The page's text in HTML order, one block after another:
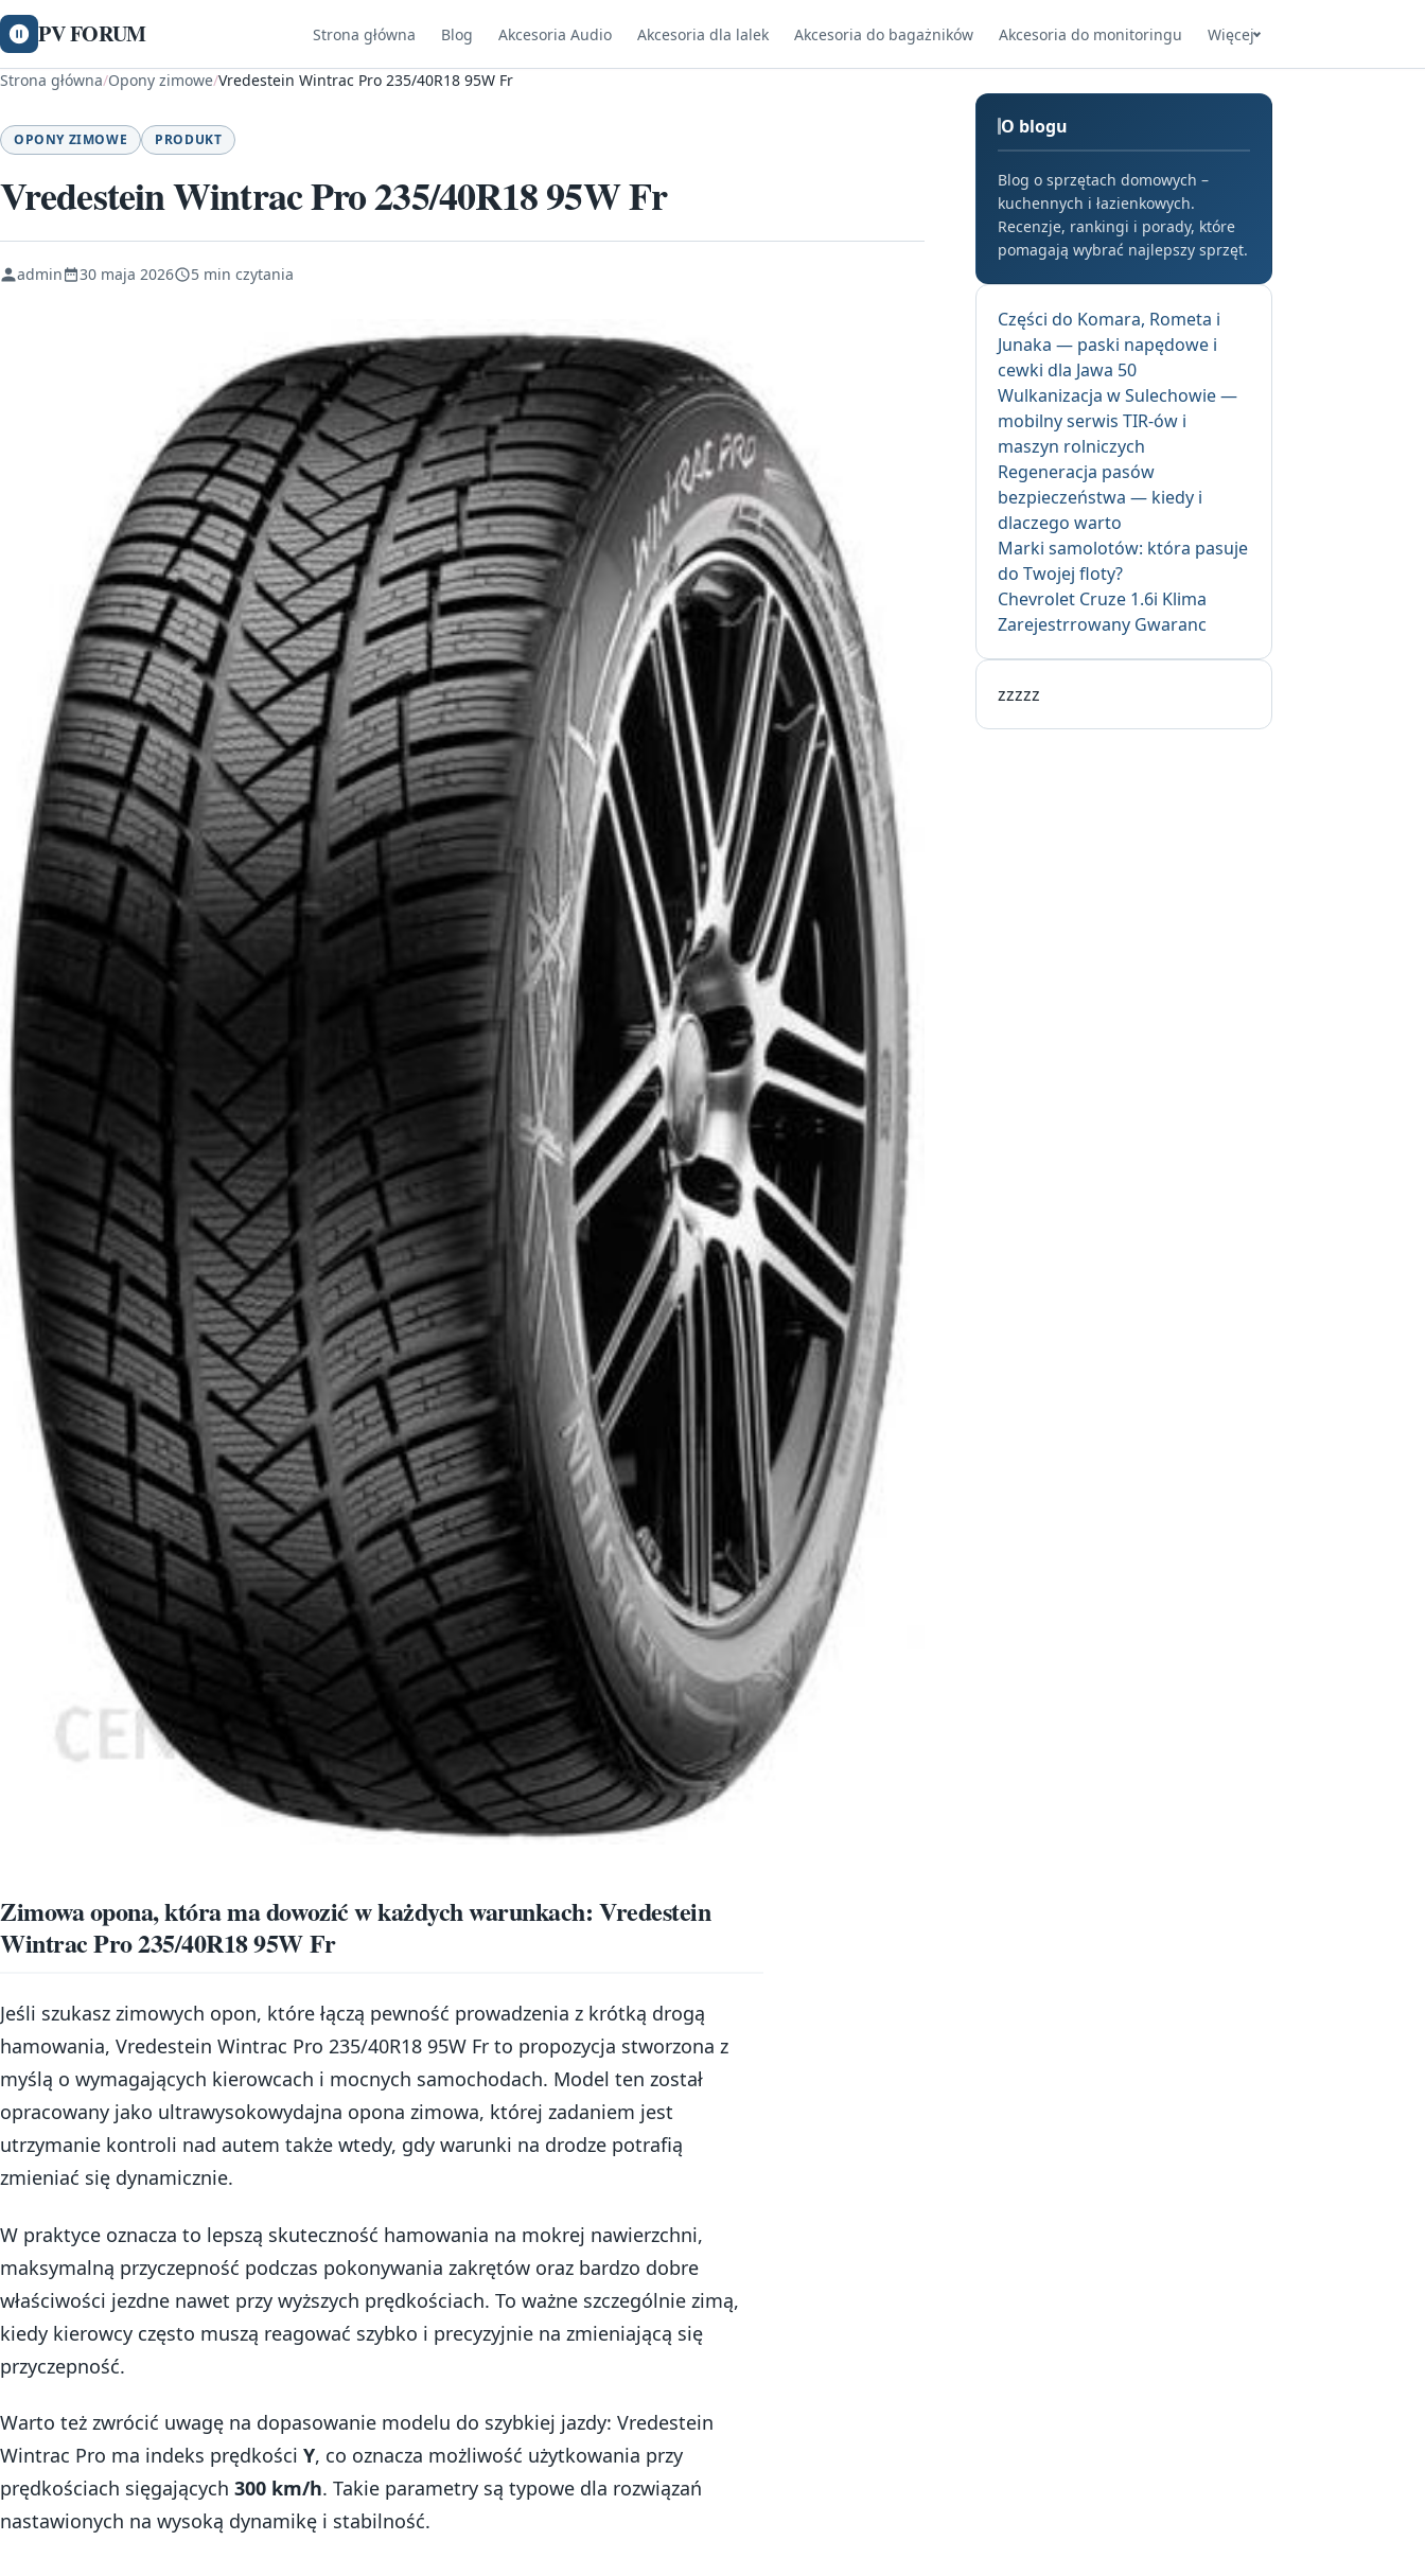
PV FORUM Strona główna Blog Akcesoria Audio Akcesoria dla lalek Akcesoria do bagażników Akcesoria do monitoringu Więcej
Strona główna/Opony zimowe/Vredestein Wintrac Pro 235/40R18 95W Fr
OPONY ZIMOWE PRODUKT
Vredestein Wintrac Pro 235/40R18 95W Fr
admin 30 maja 2026 5 min czytania
Zimowa opona, która ma dowozić w każdych warunkach: Vredestein
Wintrac Pro 235/40R18 95W Fr
Jeśli szukasz zimowych opon, które łączą pewność prowadzenia z krótką drogą
hamowania, Vredestein Wintrac Pro 235/40R18 95W Fr to propozycja stworzona z
myślą o wymagających kierowcach i mocnych samochodach. Model ten został
opracowany jako ultrawysokowydajna opona zimowa, której zadaniem jest
utrzymanie kontroli nad autem także wtedy, gdy warunki na drodze potrafią
zmieniać się dynamicznie.
W praktyce oznacza to lepszą skuteczność hamowania na mokrej nawierzchni,
maksymalną przyczepność podczas pokonywania zakrętów oraz bardzo dobre
właściwości jezdne nawet przy wyższych prędkościach. To ważne szczególnie zimą,
kiedy kierowcy często muszą reagować szybko i precyzyjnie na zmieniającą się
przyczepność.
Warto też zwrócić uwagę na dopasowanie modelu do szybkiej jazdy: Vredestein
Wintrac Pro ma indeks prędkości Y, co oznacza możliwość użytkowania przy
prędkościach sięgających 300 km/h. Takie parametry są typowe dla rozwiązań
nastawionych na wysoką dynamikę i stabilność.
O blogu
Blog o sprzętach domowych –
kuchennych i łazienkowych.
Recenzje, rankingi i porady, które
pomagają wybrać najlepszy sprzęt.
Części do Komara, Rometa i
Junaka — paski napędowe i
cewki dla Jawa 50
Wulkanizacja w Sulechowie —
mobilny serwis TIR-ów i
maszyn rolniczych
Regeneracja pasów
bezpieczeństwa — kiedy i
dlaczego warto
Marki samolotów: która pasuje
do Twojej floty?
Chevrolet Cruze 1.6i Klima
Zarejestrrowany Gwaranc
zzzzz